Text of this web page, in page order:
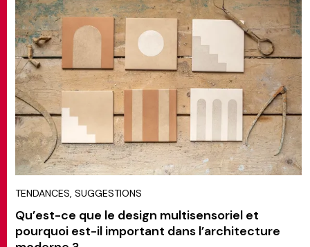
TENDANCES, SUGGESTIONS
Qu’est-ce que le design multisensoriel et
pourquoi est-il important dans l’architecture